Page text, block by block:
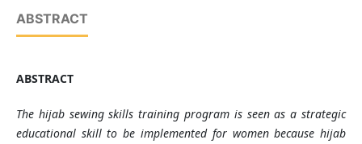
ABSTRACT
ABSTRACT
The hijab sewing skills training program is seen as a strategic
educational skill to be implemented for women because hijab